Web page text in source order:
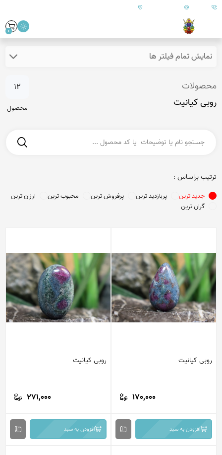
09179890157 ایران - فارس - کازرون
0
نمایش تمام فیلتر ها
محصولات
روبی کیانیت
12
محصول
ترتیب براساس :
جدید ترین پربازدید ترین پرفروش ترین محبوب ترین
ارزان ترین
گران ترین
روبی کیانیت
170,000
افزودن به سبد
روبی کیانیت
271,000
افزودن به سبد